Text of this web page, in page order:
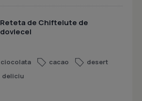
Reteta de Chiftelute de
dovlecel
ciocolata cacao
desert
deliciu